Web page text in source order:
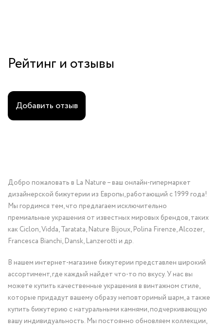
Рейтинг и отзывы
Добавить отзыв
Добро пожаловать в La Nature – ваш онлайн-гипермаркет
дизайнерской бижутерии из Европы, работающий с 1999 года!
Мы гордимся тем, что предлагаем исключительно
премиальные украшения от известных мировых брендов, таких
как Ciclon, Vidda, Taratata, Nature Bijoux, Polina Firenze, Alcozer,
Francesca Bianchi, Dansk, Lanzerotti и др.
В нашем интернет-магазине бижутерии представлен широкий
ассортимент, где каждый найдет что-то по вкусу. У нас вы
можете купить качественные украшения в винтажном стиле,
которые придадут вашему образу неповторимый шарм, а также
купить бижутерию с натуральными камнями, подчеркивающую
вашу индивидуальность. Мы постоянно обновляем коллекции,